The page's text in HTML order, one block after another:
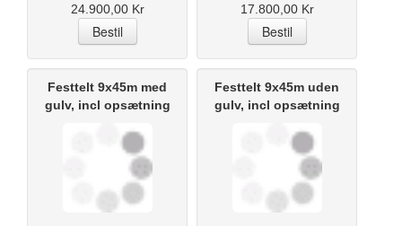
24.900,00 Kr 17.800,00 Kr
Festtelt 9x45m med
gulv, incl opsætning
Festtelt 9x45m uden
gulv, incl opsætning